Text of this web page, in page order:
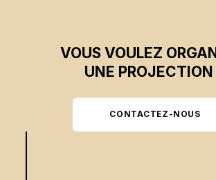
VOUS VOULEZ
UNE PROJECTION
CONTACTEZ-NOUS